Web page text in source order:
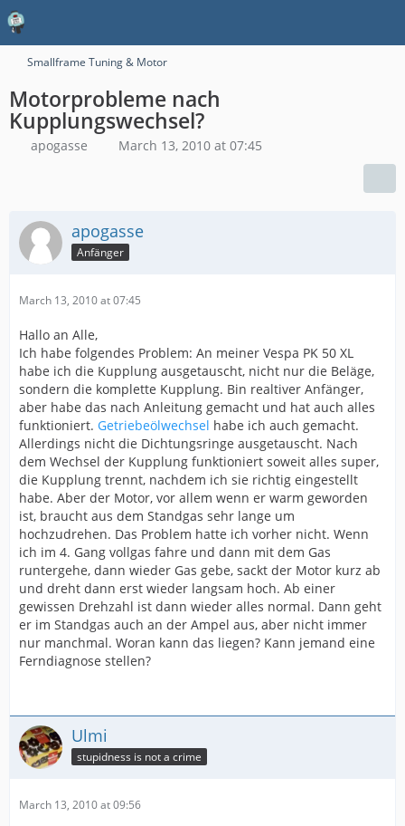
Smallframe Tuning & Motor
Motorprobleme nach
Kupplungswechsel?
apogasse March 13, 2010 at 07:45
apogasse
Anfänger
March 13, 2010 at 07:45
Hallo an Alle,
Ich habe folgendes Problem: An meiner Vespa PK 50 XL
habe ich die Kupplung ausgetauscht, nicht nur die Beläge,
sondern die komplette Kupplung. Bin realtiver Anfänger,
aber habe das nach Anleitung gemacht und hat auch alles
funktioniert. Getriebeölwechsel habe ich auch gemacht.
Allerdings nicht die Dichtungsringe ausgetauscht. Nach
dem Wechsel der Kupplung funktioniert soweit alles super,
die Kupplung trennt, nachdem ich sie richtig eingestellt
habe. Aber der Motor, vor allem wenn er warm geworden
ist, braucht aus dem Standgas sehr lange um
hochzudrehen. Das Problem hatte ich vorher nicht. Wenn
ich im 4. Gang vollgas fahre und dann mit dem Gas
runtergehe, dann wieder Gas gebe, sackt der Motor kurz ab
und dreht dann erst wieder langsam hoch. Ab einer
gewissen Drehzahl ist dann wieder alles normal. Dann geht
er im Standgas auch an der Ampel aus, aber nicht immer
nur manchmal. Woran kann das liegen? Kann jemand eine
Ferndiagnose stellen?
Ulmi
stupidness is not a crime
March 13, 2010 at 09:56